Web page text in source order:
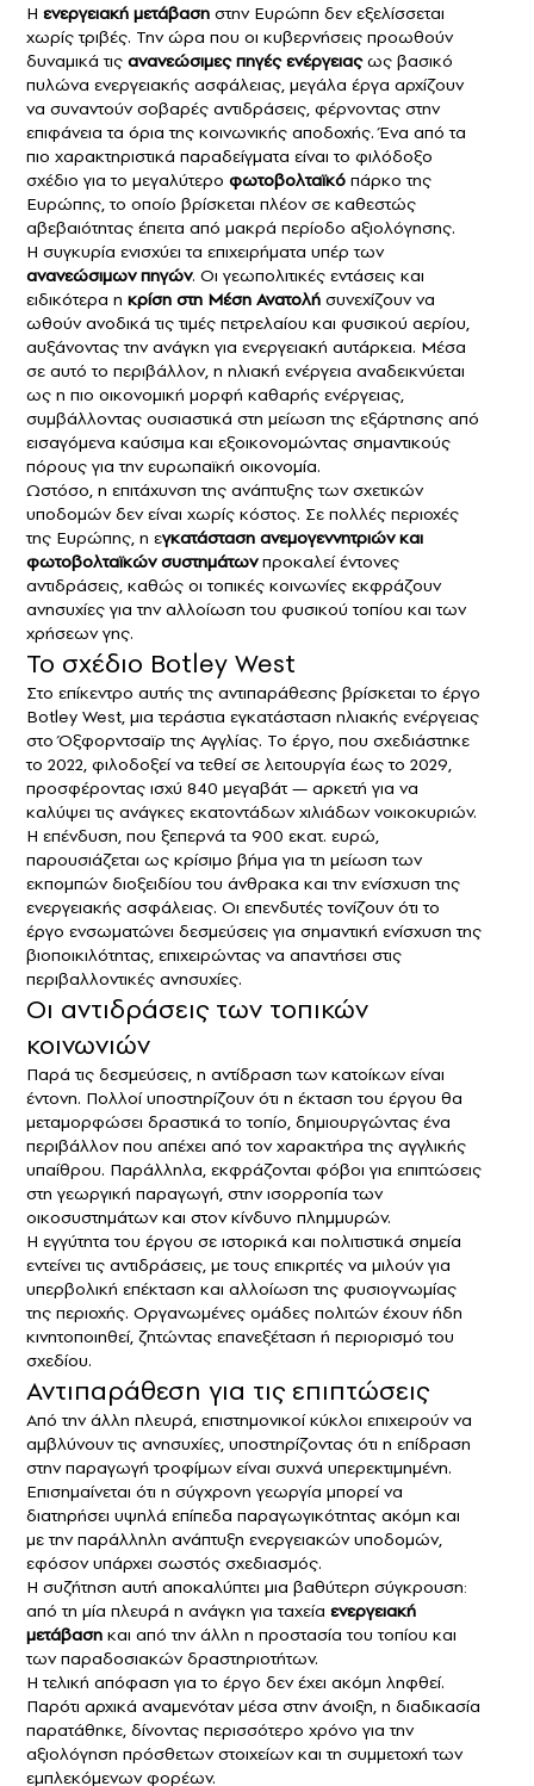
Η ενεργειακή μετάβαση στην Ευρώπη δεν εξελίσσεται
χωρίς τριβές. Την ώρα που οι κυβερνήσεις προωθούν
δυναμικά τις ανανεώσιμες πηγές ενέργειαςως βασικό
πυλώνα ενεργειακής ασφάλειας, μεγάλα έργα αρχίζουν
να συναντούν σοβαρές αντιδράσεις, φέρνοντας στην
επιφάνεια τα όρια της κοινωνικής αποδοχής. Ένα από τα
πιο χαρακτηριστικά παραδείγματα είναι το φιλόδοξο
σχέδιο για το μεγαλύτερο φωτοβολταϊκό πάρκο της
Ευρώπης, το οποίο βρίσκεται πλέον σε καθεστώς
αβεβαιότητας έπειτα από μακρά περίοδο αξιολόγησης.
Η συγκυρία ενισχύει τα επιχειρήματα υπέρ των
ανανεώσιμων πηγών. Οι γεωπολιτικές εντάσεις και
ειδικότερα η κρίση στη Μέση Ανατολή συνεχίζουν να
ωθούν ανοδικά τις τιμές πετρελαίου και φυσικού αερίου,
αυξάνοντας την ανάγκη για ενεργειακή αυτάρκεια. Μέσα
σε αυτό το περιβάλλον, η ηλιακή ενέργεια αναδεικνύεται
ως η πιο οικονομική μορφή καθαρής ενέργειας,
συμβάλλοντας ουσιαστικά στη μείωση της εξάρτησης από
εισαγόμενα καύσιμα και εξοικονομώντας σημαντικούς
πόρους για την ευρωπαϊκή οικονομία.
Ωστόσο, η επιτάχυνση της ανάπτυξης των σχετικών
υποδομών δεν είναι χωρίς κόστος. Σε πολλές περιοχές
της Ευρώπης, η εγκατάσταση ανεμογεννητριών και
φωτοβολταϊκών συστημάτωνπροκαλεί έντονες
αντιδράσεις, καθώς οι τοπικές κοινωνίες εκφράζουν
ανησυχίες για την αλλοίωση του φυσικού τοπίου και των
χρήσεων γης.
Το σχέδιο Botley West
Στο επίκεντρο αυτής της αντιπαράθεσης βρίσκεται το έργο
Botley West, μια τεράστια εγκατάσταση ηλιακής ενέργειας
στο Όξφορντσαϊρ της Αγγλίας. Το έργο, που σχεδιάστηκε
το 2022, φιλοδοξεί να τεθεί σε λειτουργία έως το 2029,
προσφέροντας ισχύ 840 μεγαβάτ — αρκετή για να
καλύψει τις ανάγκες εκατοντάδων χιλιάδων νοικοκυριών.
Η επένδυση, που ξεπερνά τα 900 εκατ. ευρώ,
παρουσιάζεται ως κρίσιμο βήμα για τη μείωση των
εκπομπών διοξειδίου του άνθρακα και την ενίσχυση της
ενεργειακής ασφάλειας. Οι επενδυτές τονίζουν ότι το
έργο ενσωματώνει δεσμεύσεις για σημαντική ενίσχυση της
βιοποικιλότητας, επιχειρώντας να απαντήσει στις
περιβαλλοντικές ανησυχίες.
Οι αντιδράσεις των τοπικών
κοινωνιών
Παρά τις δεσμεύσεις, η αντίδραση των κατοίκων είναι
έντονη. Πολλοί υποστηρίζουν ότι η έκταση του έργου θα
μεταμορφώσει δραστικά το τοπίο, δημιουργώντας ένα
περιβάλλον που απέχει από τον χαρακτήρα της αγγλικής
υπαίθρου. Παράλληλα, εκφράζονται φόβοι για επιπτώσεις
στη γεωργική παραγωγή, στην ισορροπία των
οικοσυστημάτων και στον κίνδυνο πλημμυρών.
Η εγγύτητα του έργου σε ιστορικά και πολιτιστικά σημεία
εντείνει τις αντιδράσεις, με τους επικριτές να μιλούν για
υπερβολική επέκταση και αλλοίωση της φυσιογνωμίας
της περιοχής. Οργανωμένες ομάδες πολιτών έχουν ήδη
κινητοποιηθεί, ζητώντας επανεξέταση ή περιορισμό του
σχεδίου.
Αντιπαράθεση για τις επιπτώσεις
Από την άλλη πλευρά, επιστημονικοί κύκλοι επιχειρούν να
αμβλύνουν τις ανησυχίες, υποστηρίζοντας ότι η επίδραση
στην παραγωγή τροφίμων είναι συχνά υπερεκτιμημένη.
Επισημαίνεται ότι η σύγχρονη γεωργία μπορεί να
διατηρήσει υψηλά επίπεδα παραγωγικότητας ακόμη και
με την παράλληλη ανάπτυξη ενεργειακών υποδομών,
εφόσον υπάρχει σωστός σχεδιασμός.
Η συζήτηση αυτή αποκαλύπτει μια βαθύτερη σύγκρουση:
από τη μία πλευρά η ανάγκη για ταχεία ενεργειακή
μετάβαση και από την άλλη η προστασία του τοπίου και
των παραδοσιακών δραστηριοτήτων.
Η τελική απόφαση για το έργο δεν έχει ακόμη ληφθεί.
Παρότι αρχικά αναμενόταν μέσα στην άνοιξη, η διαδικασία
παρατάθηκε, δίνοντας περισσότερο χρόνο για την
αξιολόγηση πρόσθετων στοιχείων και τη συμμετοχή των
εμπλεκόμενων φορέων.